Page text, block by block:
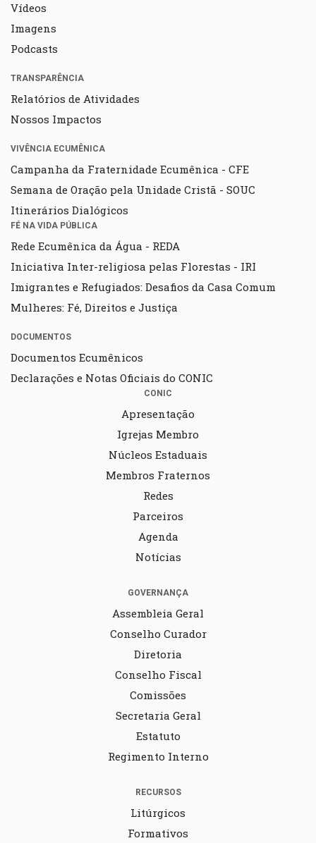
Vídeos
Imagens
Podcasts
TRANSPARÊNCIA
Relatórios de Atividades
Nossos Impactos
VIVÊNCIA ECUMÊNICA
Campanha da Fraternidade Ecumênica - CFE
Semana de Oração pela Unidade Cristã - SOUC
Itinerários Dialógicos
FÉ NA VIDA PÚBLICA
Rede Ecumênica da Água - REDA
Iniciativa Inter-religiosa pelas Florestas - IRI
Imigrantes e Refugiados: Desafios da Casa Comum
Mulheres: Fé, Direitos e Justiça
DOCUMENTOS
Documentos Ecumênicos
Declarações e Notas Oficiais do CONIC
CONIC
Apresentação
Igrejas Membro
Núcleos Estaduais
Membros Fraternos
Redes
Parceiros
Agenda
Notícias
GOVERNANÇA
Assembleia Geral
Conselho Curador
Diretoria
Conselho Fiscal
Comissões
Secretaria Geral
Estatuto
Regimento Interno
RECURSOS
Litúrgicos
Formativos